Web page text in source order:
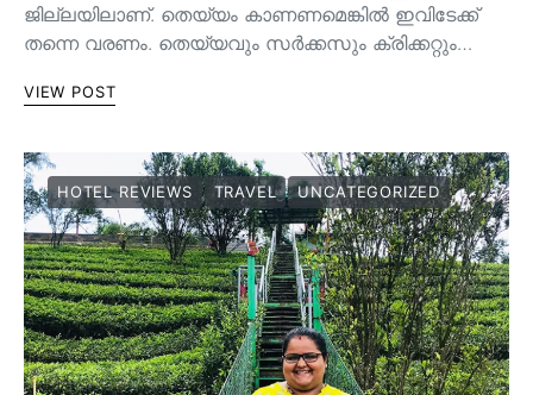
ജില്ലയിലാണ്. തെയ്യം കാണണമെങ്കിൽ ഇവിടേക്ക്
തന്നെ വരണം. തെയ്യവും സര്‍ക്കസും ക്രിക്കറ്റും…
VIEW POST
HOTEL REVIEWS TRAVEL UNCATEGORIZED